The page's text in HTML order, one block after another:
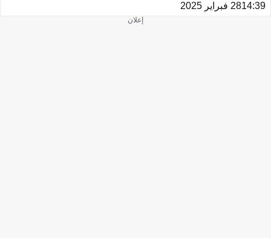
14:3928 فبراير 2025
إعلان